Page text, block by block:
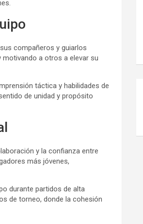
compañeros y guiarlos
motivando a otros a elevar su
táctica y habilidades de
de unidad y propósito
y la confianza entre
más jóvenes,
durante partidos de alta
de torneo, donde la cohesión